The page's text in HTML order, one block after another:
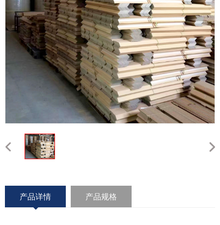
产品详情 产品规格